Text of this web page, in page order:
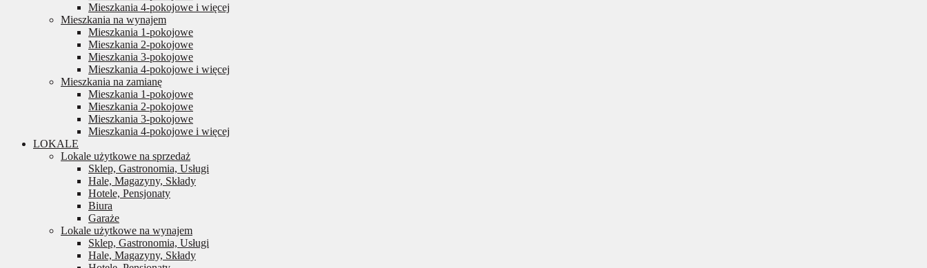
Mieszkania 4-pokojowe i więcej
Mieszkania na wynajem
Mieszkania 1-pokojowe
Mieszkania 2-pokojowe
Mieszkania 3-pokojowe
Mieszkania 4-pokojowe i więcej
Mieszkania na zamianę
Mieszkania 1-pokojowe
Mieszkania 2-pokojowe
Mieszkania 3-pokojowe
Mieszkania 4-pokojowe i więcej
LOKALE
Lokale użytkowe na sprzedaż
Sklep, Gastronomia, Usługi
Hale, Magazyny, Składy
Hotele, Pensjonaty
Biura
Garaże
Lokale użytkowe na wynajem
Sklep, Gastronomia, Usługi
Hale, Magazyny, Składy